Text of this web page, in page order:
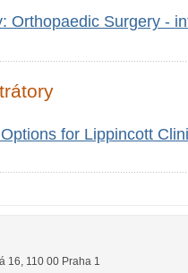
Orthopaedic Surgery -
for Lippincott
16, 110 00 Praha 1